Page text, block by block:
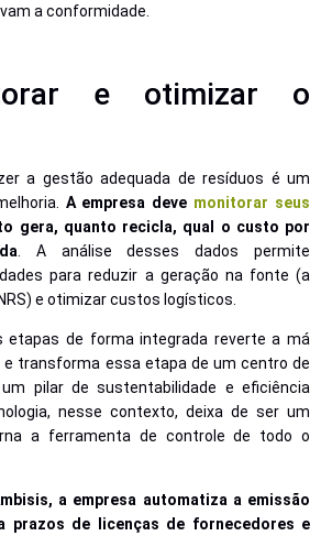
a conformidade.
e otimizar o
a gestão adequada de resíduos é um
A empresa deve monitorar seus
gera, quanto recicla, qual o custo por
. A análise desses dados permite
para reduzir a geração na fonte (a
e otimizar custos logísticos.
etapas de forma integrada reverte a má
transforma essa etapa de um centro de
pilar de sustentabilidade e eficiência
nesse contexto, deixa de ser um
a ferramenta de controle de todo o
a empresa automatiza a emissão
prazos de licenças de fornecedores e